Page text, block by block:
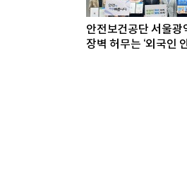
안전보건공단 서울광
장벽 허무는 ‘외국인